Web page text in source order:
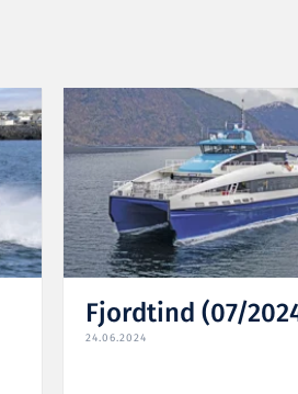
Fjordtind (07/
24.06.2024